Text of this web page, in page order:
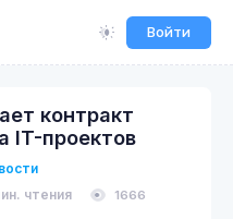
Войти
контракт
IT-проектов
чтения 1666